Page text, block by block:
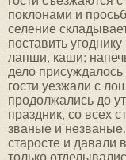
поклонами и
селение
поставить
лапши, каши;
дело
гости уезжали с
продолжались до
праздник, со всех
званые и
старосте и давали